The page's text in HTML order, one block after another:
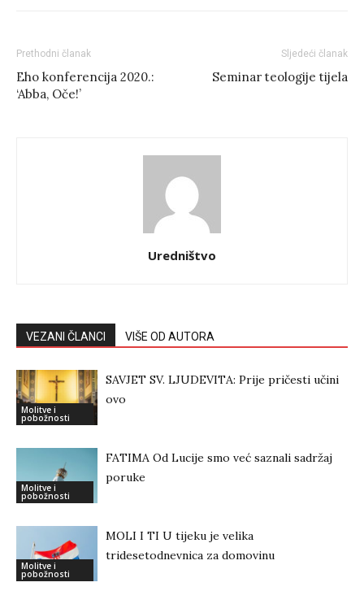
Prethodni članak
Eho konferencija 2020.:
‘Abba, Oče!’
Sljedeći članak
Seminar teologije tijela
Uredništvo
VEZANI ČLANCI VIŠE OD AUTORA
Molitve i
pobožnosti
SAVJET SV. LJUDEVITA: Prije pričesti učini
ovo
Molitve i
pobožnosti
FATIMA Od Lucije smo već saznali sadržaj
poruke
Molitve i
pobožnosti
MOLI I TI U tijeku je velika
tridesetodnevnica za domovinu